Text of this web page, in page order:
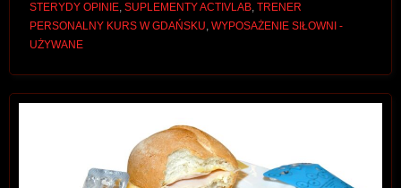
STERYDY OPINIE, SUPLEMENTY ACTIVLAB, TRENER
PERSONALNY KURS W GDAŃSKU, WYPOSAŻENIE SIŁOWNI -
UŻYWANE